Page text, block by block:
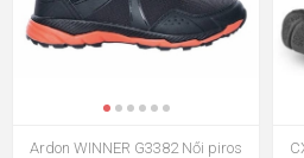
Ardon WINNER G3382 Női piros